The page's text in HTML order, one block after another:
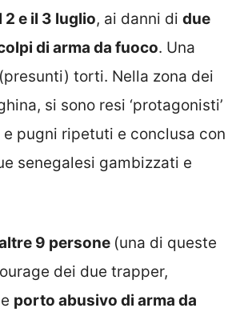
e il 3 luglio, ai danni di due
di arma da fuoco. Una
torti. Nella zona dei
si sono resi ‘protagonisti’
pugni ripetuti e conclusa con
senegalesi gambizzati e
9 persone (una di queste
dei due trapper,
e porto abusivo di arma da